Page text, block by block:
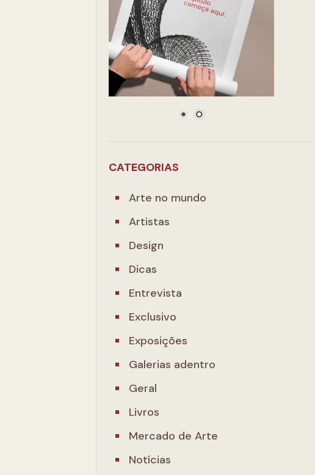
CATEGORIAS
Arte no mundo
Artistas
Design
Dicas
Entrevista
Exclusivo
Exposições
Galerias adentro
Geral
Livros
Mercado de Arte
Notícias